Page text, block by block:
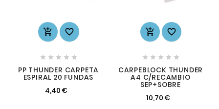
 
    
PP THUNDER CARPETA
ESPIRAL 20 FUNDAS
4,40 €
 
    
CARPEBLOCK THUNDER
A4 C/RECAMBIO
SEP+SOBRE
10,70 €